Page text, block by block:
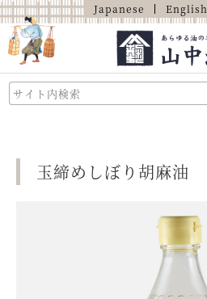
Japanese English
山中油店的介绍
商品介绍玉締めしぼり胡麻油